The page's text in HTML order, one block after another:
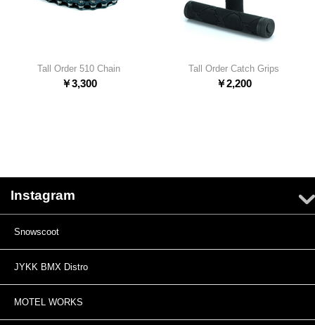
Tall Order 510 Chain
￥3,300
Tall Order Catch Grips
￥2,200
Instagram
Snowscoot
JYKK BMX Distro
MOTEL WORKS